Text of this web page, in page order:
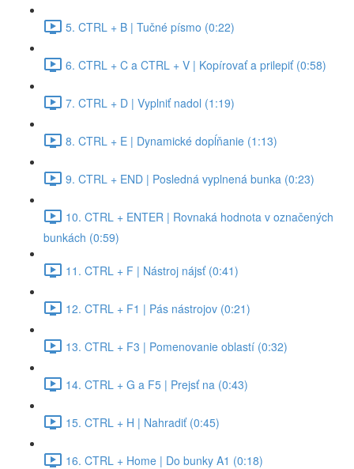
5. CTRL + B | Tučné písmo (0:22)
6. CTRL + C a CTRL + V | Kopírovať a prilepiť (0:58)
7. CTRL + D | Vyplniť nadol (1:19)
8. CTRL + E | Dynamické dopĺňanie (1:13)
9. CTRL + END | Posledná vyplnená bunka (0:23)
10. CTRL + ENTER | Rovnaká hodnota v označených
bunkách (0:59)
11. CTRL + F | Nástroj nájsť (0:41)
12. CTRL + F1 | Pás nástrojov (0:21)
13. CTRL + F3 | Pomenovanie oblastí (0:32)
14. CTRL + G a F5 | Prejsť na (0:43)
15. CTRL + H | Nahradiť (0:45)
16. CTRL + Home | Do bunky A1 (0:18)